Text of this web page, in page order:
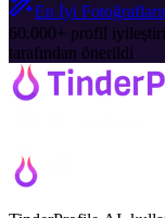
En İyi
60.000+ profil
tarafından önerildi